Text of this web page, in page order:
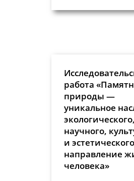
работа
природы —
уникальное
экологического,
научного,
и эстетического
направление
человека»